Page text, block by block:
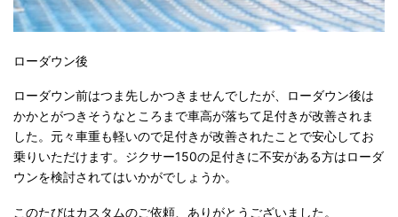
ローダウン後
ローダウン前はつま先しかつきませんでしたが、ローダウン後は
かかとがつきそうなところまで車高が落ちて足付きが改善されま
した。元々車重も軽いので足付きが改善されたことで安心してお
乗りいただけます。ジクサー150の足付きに不安がある方はローダ
ウンを検討されてはいかがでしょうか。
このたびはカスタムのご依頼、ありがとうございました。